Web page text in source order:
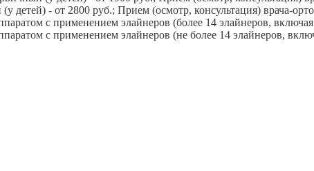
детей) - от 2800 руб.; Прием (осмотр, консультация) врача-
с применением элайнеров (более 14 элайнеров,
с применением элайнеров (не более 14 элайнеров,